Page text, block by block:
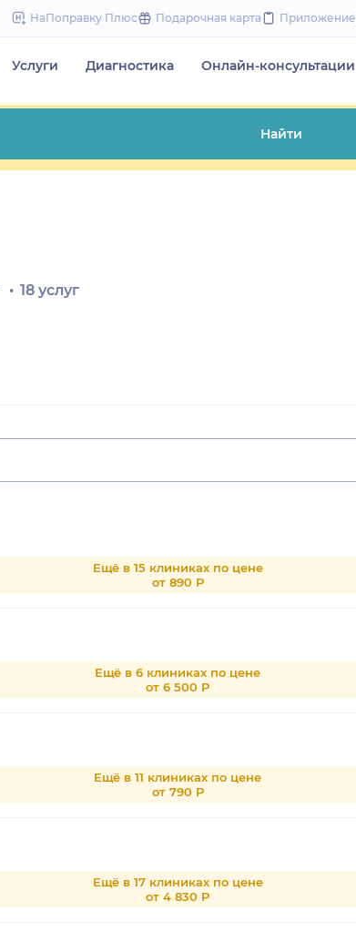
to
НаПоправку Плюс Подарочная карта Приложение
Услуги Диагностика Онлайн-консультации
Найти
18 услуг
Ещё в 15 клиниках по цене
от 890 Р
Ещё в 6 клиниках по цене
от 6 500 Р
Ещё в 11 клиниках по цене
от 790 Р
Ещё в 17 клиниках по цене
от 4 830 Р